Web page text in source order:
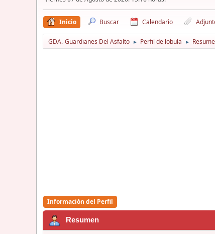
Inicio Buscar Calendario
GDA.-Guardianes Del Asfalto ► Perfil de lobula ►
Información del Perfil
Resumen